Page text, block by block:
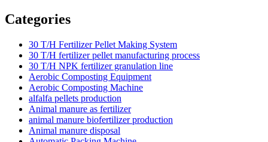
Categories
30 T/H Fertilizer Pellet Making System
30 T/H fertilizer pellet manufacturing process
30 T/H NPK fertilizer granulation line
Aerobic Composting Equipment
Aerobic Composting Machine
alfalfa pellets production
Animal manure as fertilizer
animal manure biofertilizer production
Animal manure disposal